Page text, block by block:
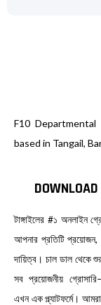
F10
based in Tangail,
টাঙ্গাইলের #১ অনলাইন
আপনার প্রতিটি প্রয়োজন,
দায়িত্ব। চাল ডাল থেকে
সব প্রয়োজনীয়
এখন এক প্ল্যাটফর্মে। আমরা